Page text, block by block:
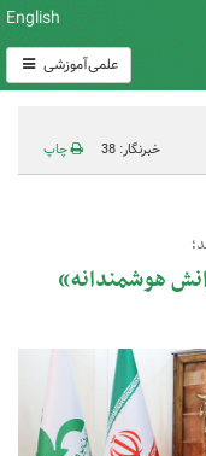
English
علمی‌آموزشی
خبرنگار: 38 چاپ
هوشمندانه»